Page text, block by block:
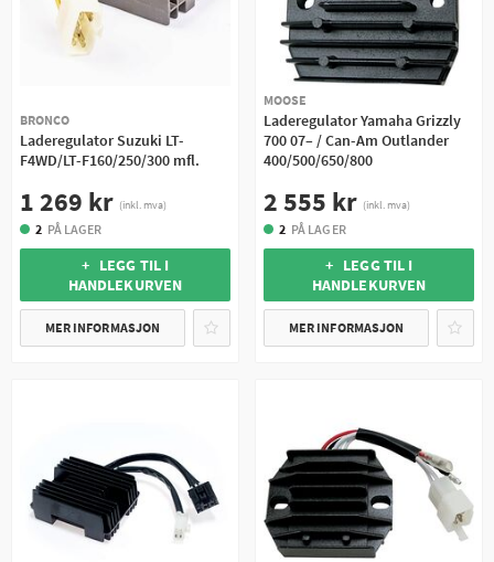
BRONCO
Laderegulator Suzuki LT-
F4WD/LT-F160/250/300 mfl.
1 269 kr (inkl. mva)
2 PÅ LAGER
+ LEGG TIL I
HANDLEKURVEN
MER INFORMASJON
MOOSE
Laderegulator Yamaha Grizzly
700 07– / Can-Am Outlander
400/500/650/800
2 555 kr (inkl. mva)
2 PÅ LAGER
+ LEGG TIL I
HANDLEKURVEN
MER INFORMASJON